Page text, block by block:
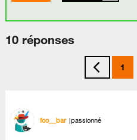
10 réponses
1
foo__bar passionné